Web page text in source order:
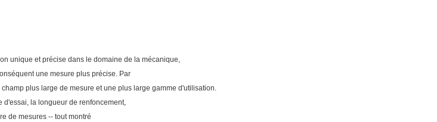
unique et précise dans le domaine de la mécanique,
une mesure plus précise. Par
plus large de mesure et une plus large gamme d'utilisation.
d'essai, la longueur de renfoncement,
de mesures -- tout montré